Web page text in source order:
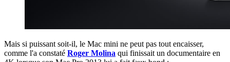
Mais si puissant soit-il, le Mac mini ne peut pas tout encaisser,
comme l'a constaté Roger Molina qui finissait un documentaire en